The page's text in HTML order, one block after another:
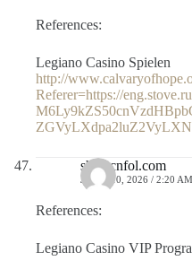
References:
Legiano Casino Spielen
http://
Referer=https://
shell.cnfol.com
JULIO 10, 2026 / 2:20 AM
References:
Legiano Casino VIP